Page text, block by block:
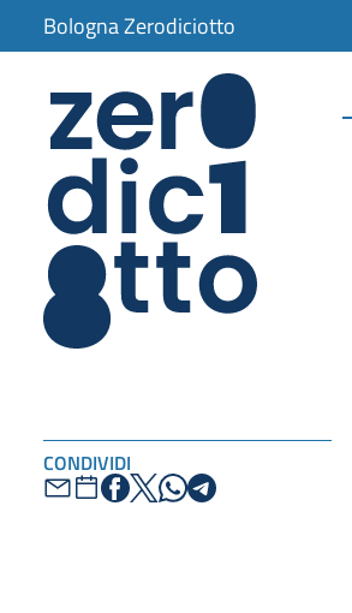
Bologna Zerodiciotto
CONDIVIDI